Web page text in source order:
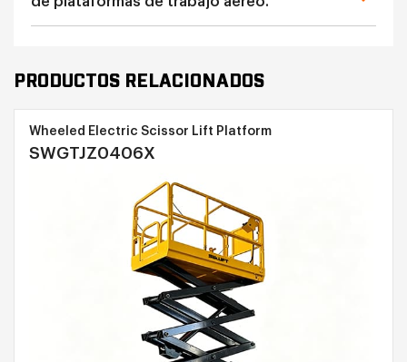
PRODUCTOS RELACIONADOS
Wheeled Electric Scissor Lift Platform
SWGTJZ0406X